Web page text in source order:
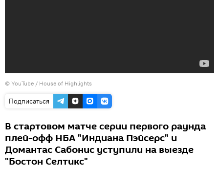
© YouTube / House of Highlights
Подписаться
В стартовом матче серии первого раунда
плей-офф НБА "Индиана Пэйсерс" и
Домантас Сабонис уступили на выезде
"Бостон Селтикс"